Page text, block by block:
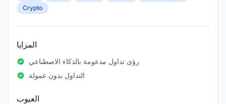
Crypto
المزايا
رؤى تداول مدعومة بالذكاء الاصطناعي
التداول بدون عمولة
العيوب